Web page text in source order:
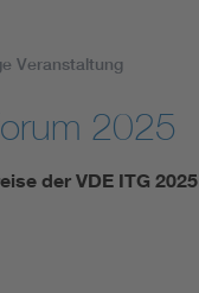
Veranstaltung
2025
der VDE ITG 2025